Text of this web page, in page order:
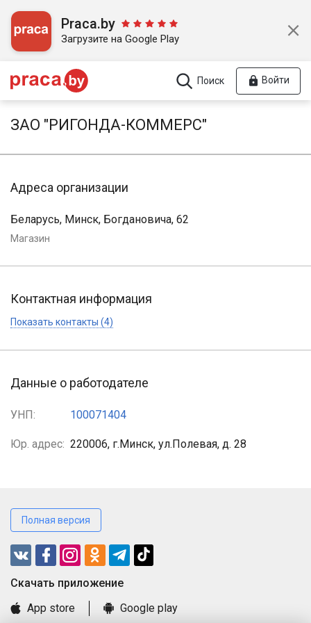
Praca.by
Загрузите на Google Play
Поиск Войти
ЗАО "РИГОНДА-КОММЕРС"
Адреса организации
Беларусь, Минск, Богдановича, 62
Магазин
Контактная информация
Показать контакты (4)
Данные о работодателе
УНП: 100071404
Юр. адрес: 220006, г.Минск, ул.Полевая, д. 28
Полная версия
Cкачать приложение
App store
Google play